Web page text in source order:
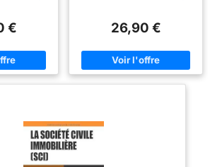
€ 26,90 €